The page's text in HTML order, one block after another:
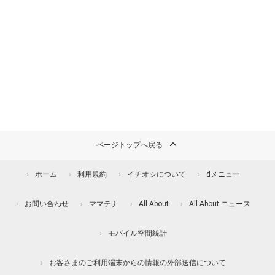
ページトップへ戻る
ホーム 利用規約 イチオシについて dメニュー
お問い合わせ ママテナ All About All About ニュース
モバイル空間統計
お客さまのご利用端末からの情報の外部送信について